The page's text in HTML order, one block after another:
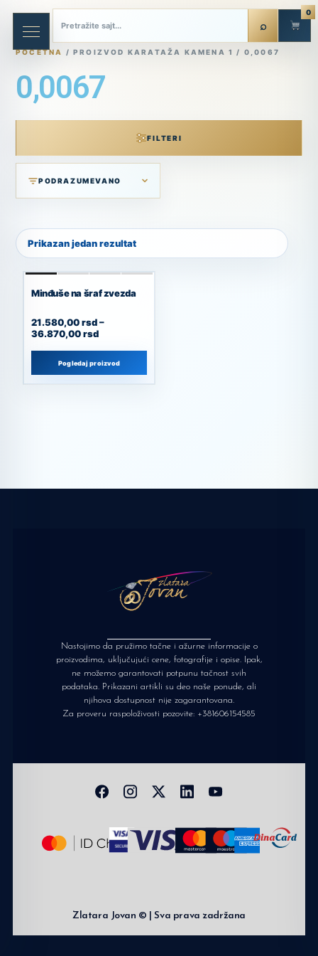
POČETNA / PROIZVOD KARATAŽA KAMENA 1 / 0,0067
0,0067
FILTERI
Prikazan jedan rezultat
Minđuše na šraf zvezda
21.580,00rsd–
36.870,00rsd
Pogledaj proizvod
Nastojimo da pružimo tačne i ažurne informacije o
proizvodima, uključujući cene, fotografije i opise. Ipak,
ne možemo garantovati potpunu tačnost svih
podataka. Prikazani artikli su deo naše ponude, ali
njihova dostupnost nije zagarantovana.
Za proveru raspoloživosti pozovite: +381606154585
Zlatara Jovan © | Sva prava zadržana
0